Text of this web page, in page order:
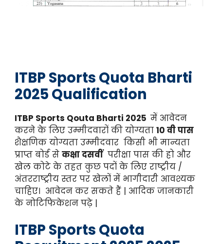
ITBP Sports Quota Bharti
2025 Qualification
ITBP Sports Qouta Bharti 2025 में आवेदन
करने के लिए उम्मीदवारों की योग्यता 10 वी पास
शैक्षणिक योग्यता उम्मीदवार किसी भी मान्यता
प्राप्त बोर्ड से कक्षा दसवींपरीक्षा पास की हो और
खेल कोटे के तहत कुछ पदों के लिए राष्ट्रीय /
अंतरराष्ट्रीय स्तर पर खेलों में भागीदारी आवश्यक
चाहिए। आवेदन कर सकते हैं | आदिक जानकारी
के नोटिफिकेशन पढ़े |
ITBP Sports Quota